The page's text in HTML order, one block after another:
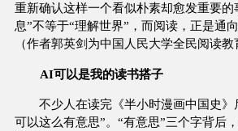
重新确认这样一个看似朴素却愈发重要
息”不等于“理解世界”，而阅读，正是通
（作者郭英剑为中国人民大学全民阅读教
AI可以是我的读书搭子
不少人在读完《半小时漫画中国史》
可以这么有意思”。“有意思”三个字背后